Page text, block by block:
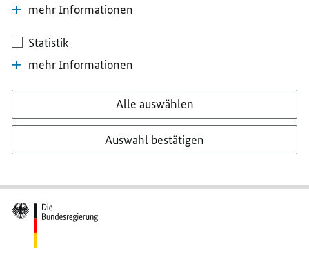
mehr Informationen
Statistik
mehr Informationen
Alle auswählen
Auswahl bestätigen